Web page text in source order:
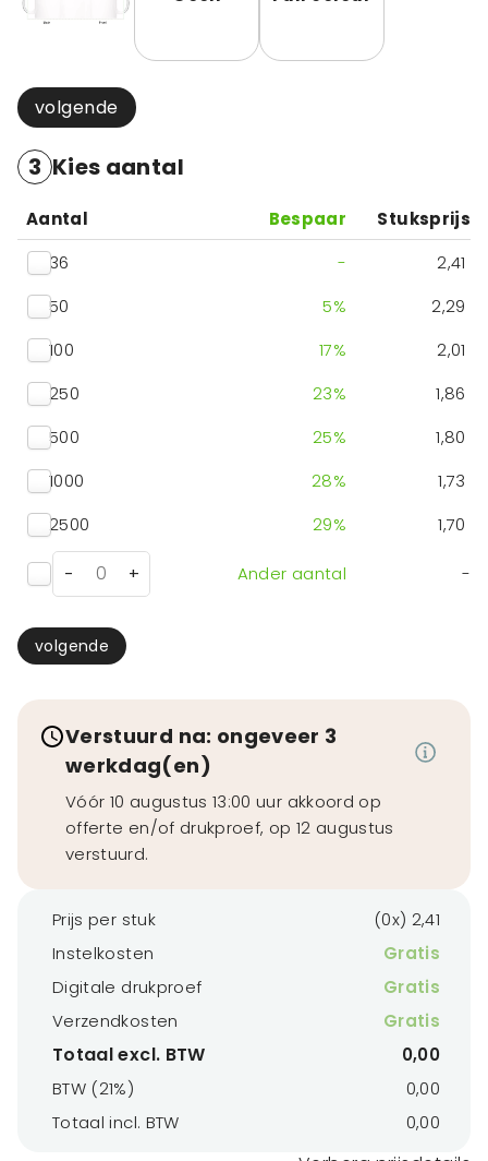
volgende
3 Kies aantal
Aantal Bespaar
Stuksprijs
36
-
2,41
50
5%
2,29
100
17%
2,01
250
23%
1,86
500
25%
1,80
1000
28%
1,73
2500
29% 1,70
- + Ander aantal -
volgende
Verstuurd na: ongeveer 3
werkdag(en)
Vóór 10 augustus 13:00 uur akkoord op
offerte en/of drukproef, op 12 augustus
verstuurd.
Prijs per stuk
(0x) 2,41
Instelkosten
Gratis
Digitale drukproef
Gratis
Verzendkosten
Gratis
Totaal excl. BTW
0,00
BTW (21%)
0,00
Totaal incl. BTW
0,00